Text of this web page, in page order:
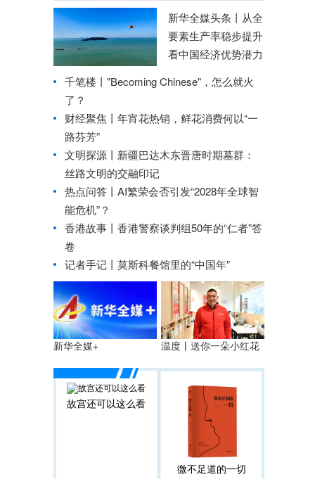
新华全媒头条丨
从全
要素生产率稳步提升
看中国经济优势潜力
千笔楼丨"Becoming Chinese"，怎么就火
了？
财经聚焦丨年宵花热销，鲜花消费何以“一
路芬芳”
文明探源丨新疆巴达木东晋唐时期墓群：
丝路文明的交融印记
热点问答丨AI繁荣会否引发“2028年全球智
能危机”？
香港故事丨香港警察谈判组50年的“仁者”答
卷
记者手记丨莫斯科餐馆里的“中国年”
新华全媒+ 温度丨送你一朵小红花
故宫还可以这么看
微不足道的一切